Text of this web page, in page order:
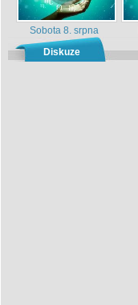
Sobota 8. srpna
Diskuze